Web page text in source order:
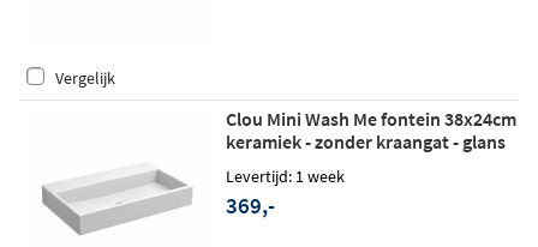
Vergelijk
Clou Mini Wash Me fontein 38x24cm
keramiek - zonder kraangat - glans
Levertijd: 1 week
369,-